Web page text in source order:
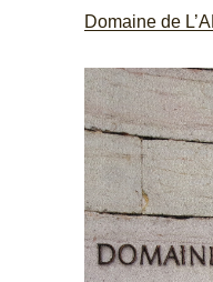
Domaine de